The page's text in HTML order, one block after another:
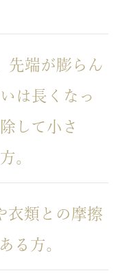
先端が膨らん
は長くなっ
して小さ
。
衣類との摩擦
る方。